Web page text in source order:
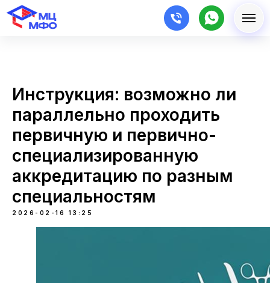
Инструкция: возможно ли
параллельно проходить
первичную и первично-
специализированную
аккредитацию по разным
специальностям
2026-02-16 13:25